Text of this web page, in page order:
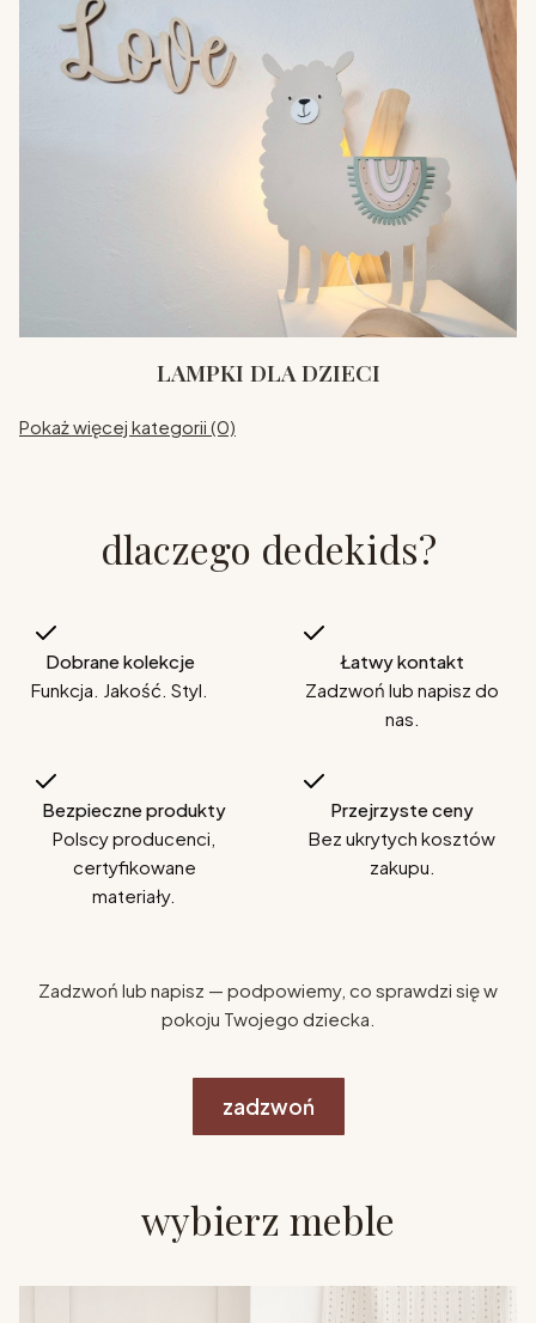
LAMPKI DLA DZIECI
Pokaż więcej kategorii (0)
dlaczego dedekids?
Dobrane kolekcje
Funkcja. Jakość. Styl.
Łatwy kontakt
Zadzwoń lub napisz do
nas.
Bezpieczne produkty
Polscy producenci,
certyfikowane
materiały.
Przejrzyste ceny
Bez ukrytych kosztów
zakupu.
Zadzwoń lub napisz — podpowiemy, co sprawdzi się w
pokoju Twojego dziecka.
zadzwoń
wybierz meble